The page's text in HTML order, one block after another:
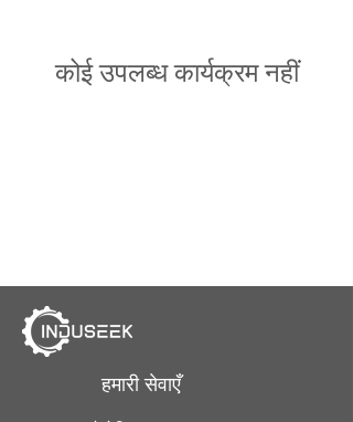
कोई उपलब्ध कार्यक्रम नहीं
हमारी सेवाएँ